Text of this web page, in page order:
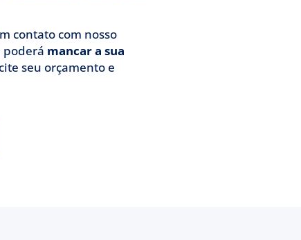
contato com nosso
poderá mancar a sua
seu orçamento e